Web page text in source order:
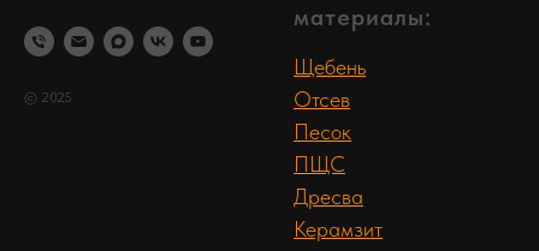
© 2025
материалы:
Щебень
Отсев
Песок
ПЩС
Дресва
Керамзит